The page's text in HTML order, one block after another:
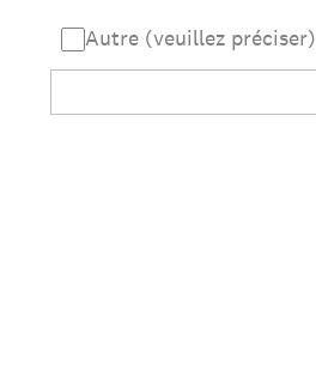
Autre (veuillez préciser)